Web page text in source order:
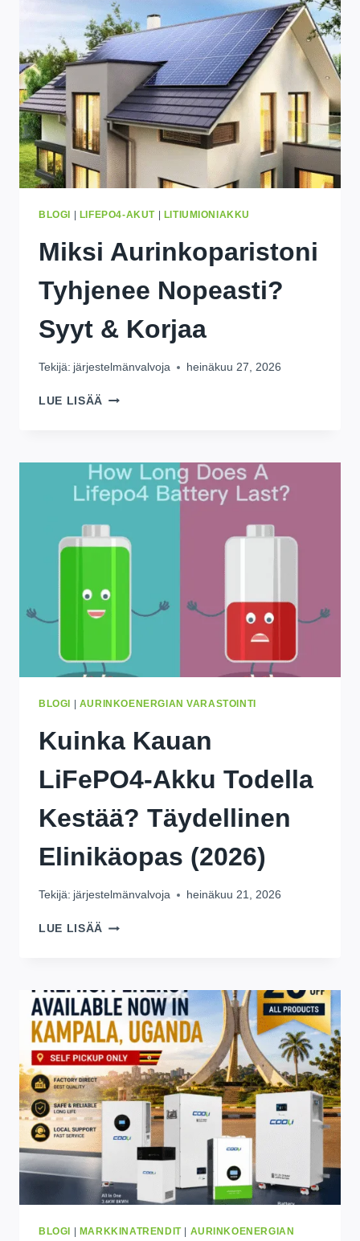
ENERGIANSÄÄSTÖÖN
2026
BLOGI | LIFEPO4-AKUT| LITIUMIONIAKKU
Miksi Aurinkoparistoni
Tyhjenee Nopeasti?
Syyt & Korjaa
Tekijä: järjestelmänvalvoja heinäkuu 27, 2026
LUE LISÄÄ MIKSI
SYYT
&
KORJAA
BLOGI AURINKOENERGIAN VARASTOINTI
Kuinka Kauan
LiFePO4-Akku Todella
Kestää? Täydellinen
Elinikäopas (2026)
Tekijä: järjestelmänvalvoja heinäkuu 21, 2026
LUE LISÄÄ KUINKA
TODELLA
KESTÄÄ?
TÄYDELLINEN
ELINIKÄOPAS
(2026)
BLOGI MARKKINATRENDIT| AURINKOENERGIAN